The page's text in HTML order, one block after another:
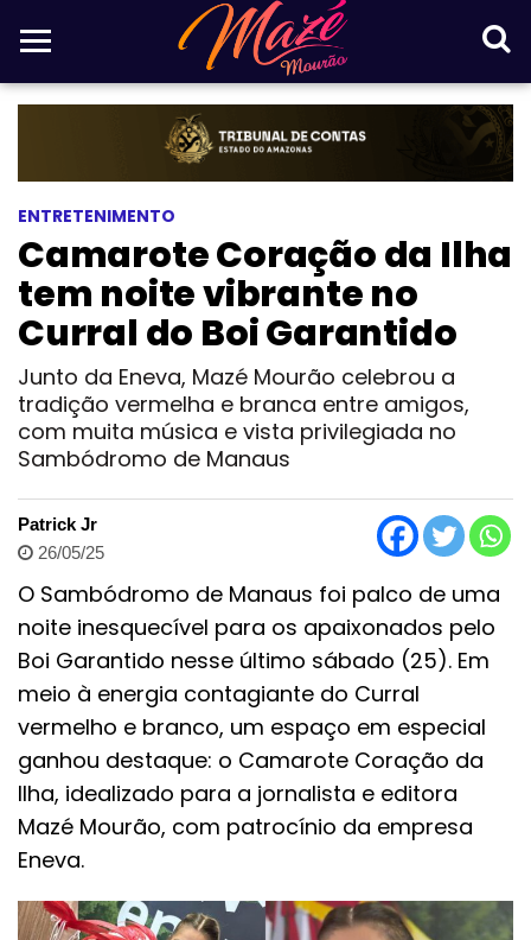
ENTRETENIMENTO
Camarote Coração da Ilha
tem noite vibrante no
Curral do Boi Garantido
Junto da Eneva, Mazé Mourão celebrou a
tradição vermelha e branca entre amigos,
com muita música e vista privilegiada no
Sambódromo de Manaus
Patrick Jr
26/05/25
O Sambódromo de Manaus foi palco de uma
noite inesquecível para os apaixonados pelo
Boi Garantido nesse último sábado (25). Em
meio à energia contagiante do Curral
vermelho e branco, um espaço em especial
ganhou destaque: o Camarote Coração da
Ilha, idealizado para a jornalista e editora
Mazé Mourão, com patrocínio da empresa
Eneva.